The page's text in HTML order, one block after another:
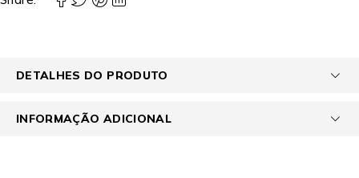
DETALHES DO PRODUTO
INFORMAÇÃO ADICIONAL